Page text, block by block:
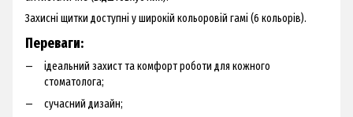
Захисні щитки доступні у широкій кольоровій гамі (6 кольорів).
Переваги:
ідеальний захист та комфорт роботи для кожного
стоматолога;
сучасний дизайн;